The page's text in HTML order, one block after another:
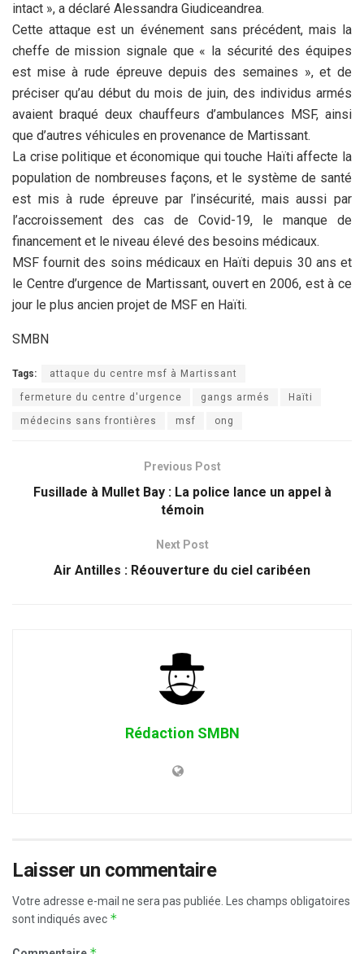
intact », a déclaré Alessandra Giudiceandrea.
Cette attaque est un événement sans précédent, mais la
cheffe de mission signale que « la sécurité des équipes
est mise à rude épreuve depuis des semaines », et de
préciser qu’au début du mois de juin, des individus armés
avaient braqué deux chauffeurs d’ambulances MSF, ainsi
que d’autres véhicules en provenance de Martissant.
La crise politique et économique qui touche Haïti affecte la
population de nombreuses façons, et le système de santé
est mis à rude épreuve par l’insécurité, mais aussi par
l’accroissement des cas de Covid-19, le manque de
financement et le niveau élevé des besoins médicaux.
MSF fournit des soins médicaux en Haïti depuis 30 ans et
le Centre d’urgence de Martissant, ouvert en 2006, est à ce
jour le plus ancien projet de MSF en Haïti.
SMBN
Tags: attaque du centre msf à Martissant
fermeture du centre d'urgence gangs armés Haïti
médecins sans frontières msf ong
Previous Post
Fusillade à Mullet Bay : La police lance un appel à
témoin
Next Post
Air Antilles : Réouverture du ciel caribéen
Rédaction SMBN
Laisser un commentaire
Votre adresse e-mail ne sera pas publiée.
Les champs obligatoires
sont indiqués avec *